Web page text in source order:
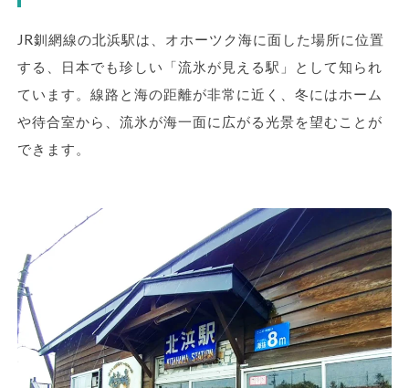
JR釧網線の北浜駅は、オホーツク海に面した場所に位置
する、日本でも珍しい「流氷が見える駅」として知られ
ています。線路と海の距離が非常に近く、冬にはホーム
や待合室から、流氷が海一面に広がる光景を望むことが
できます。